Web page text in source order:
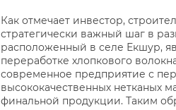
Как отмечает инвестор,
стратегически важный шаг в
расположенный в селе Екшур,
переработке хлопкового
современное предприятие с
высококачественных нетканых
финальной продукции. Таким